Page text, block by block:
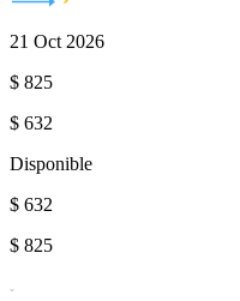
21 Oct 2026
$ 825
$ 632
Disponible
$ 632
$ 825